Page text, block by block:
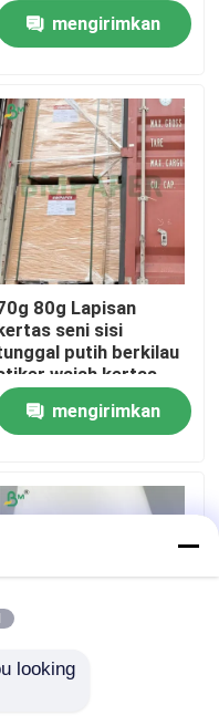
mengirimkan
80g Lapisan
seni sisi
putih berkilau
wajah kertas
X 100cm
mengirimkan
looking